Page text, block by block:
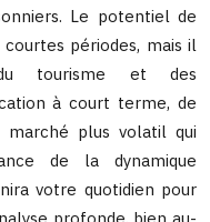
Le potentiel de
périodes, mais il
tourisme et des
à court terme, de
marché plus volatil qui
de la dynamique
votre quotidien pour